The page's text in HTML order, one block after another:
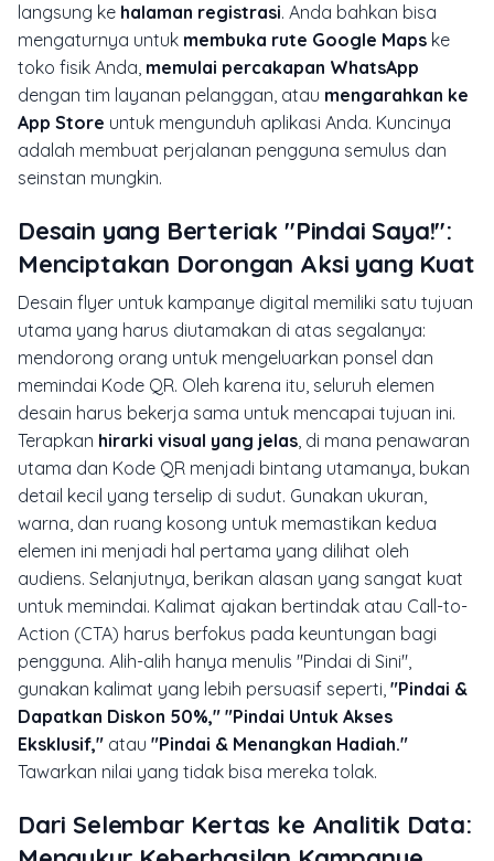
langsung ke halaman registrasi. Anda bahkan bisa
mengaturnya untuk membuka rute Google Maps ke
toko fisik Anda, memulai percakapan WhatsApp
dengan tim layanan pelanggan, atau mengarahkan ke
App Store untuk mengunduh aplikasi Anda. Kuncinya
adalah membuat perjalanan pengguna semulus dan
seinstan mungkin.
Desain yang Berteriak "Pindai Saya!":
Menciptakan Dorongan Aksi yang Kuat
Desain flyer untuk kampanye digital memiliki satu tujuan
utama yang harus diutamakan di atas segalanya:
mendorong orang untuk mengeluarkan ponsel dan
memindai Kode QR. Oleh karena itu, seluruh elemen
desain harus bekerja sama untuk mencapai tujuan ini.
Terapkan hirarki visual yang jelas, di mana penawaran
utama dan Kode QR menjadi bintang utamanya, bukan
detail kecil yang terselip di sudut. Gunakan ukuran,
warna, dan ruang kosong untuk memastikan kedua
elemen ini menjadi hal pertama yang dilihat oleh
audiens. Selanjutnya, berikan alasan yang sangat kuat
untuk memindai. Kalimat ajakan bertindak atau Call-to-
Action (CTA) harus berfokus pada keuntungan bagi
pengguna. Alih-alih hanya menulis "Pindai di Sini",
gunakan kalimat yang lebih persuasif seperti, "Pindai &
Dapatkan Diskon 50%," "Pindai Untuk Akses
Eksklusif," atau "Pindai & Menangkan Hadiah."
Tawarkan nilai yang tidak bisa mereka tolak.
Dari Selembar Kertas ke Analitik Data: